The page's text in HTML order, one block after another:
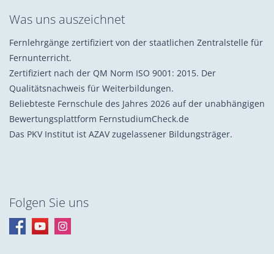
Was uns auszeichnet
Fernlehrgänge zertifiziert von der staatlichen Zentralstelle für
Fernunterricht.
Zertifiziert nach der QM Norm ISO 9001: 2015. Der
Qualitätsnachweis für Weiterbildungen.
Beliebteste Fernschule des Jahres 2026 auf der unabhängigen
Bewertungsplattform FernstudiumCheck.de
Das PKV Institut ist AZAV zugelassener Bildungsträger.
Folgen Sie uns